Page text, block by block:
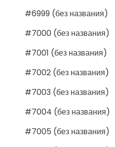
#6999 (без названия)
#7000 (без названия)
#7001 (без названия)
#7002 (без названия)
#7003 (без названия)
#7004 (без названия)
#7005 (без названия)